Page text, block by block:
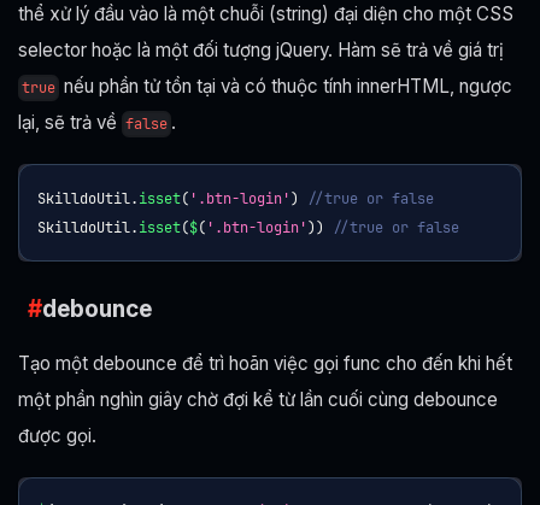
thể xử lý đầu vào là một chuỗi (string) đại diện cho một CSS
selector hoặc là một đối tượng jQuery. Hàm sẽ trả về giá trị
true nếu phần tử tồn tại và có thuộc tính innerHTML, ngược
lại, sẽ trả về false .
SkilldoUtil.isset( '.btn-login')
//true or false
SkilldoUtil.isset($( '.btn-login')) //true or false
debounce
Tạo một debounce để trì hoãn việc gọi func cho đến khi hết
một phần nghìn giây chờ đợi kể từ lần cuối cùng debounce
được gọi.